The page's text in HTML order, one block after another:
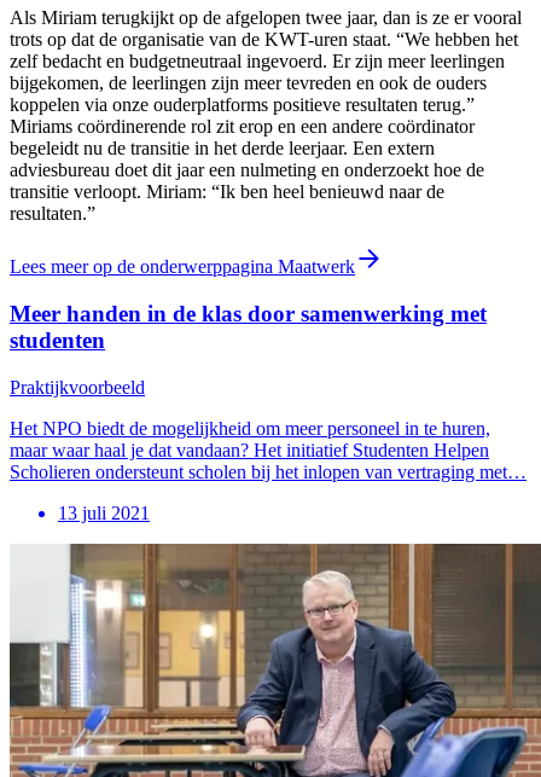
Als Miriam terugkijkt op de afgelopen twee jaar, dan is ze er vooral
trots op dat de organisatie van de KWT-uren staat. “We hebben het
zelf bedacht en budgetneutraal ingevoerd. Er zijn meer leerlingen
bijgekomen, de leerlingen zijn meer tevreden en ook de ouders
koppelen via onze ouderplatforms positieve resultaten terug.”
Miriams coördinerende rol zit erop en een andere coördinator
begeleidt nu de transitie in het derde leerjaar. Een extern
adviesbureau doet dit jaar een nulmeting en onderzoekt hoe de
transitie verloopt. Miriam: “Ik ben heel benieuwd naar de
resultaten.”
Lees meer op de onderwerppagina Maatwerk
Meer handen in de klas door samenwerking met
studenten
Praktijkvoorbeeld
Het NPO biedt de mogelijkheid om meer personeel in te huren,
maar waar haal je dat vandaan? Het initiatief Studenten Helpen
Scholieren ondersteunt scholen bij het inlopen van vertraging met…
13 juli 2021